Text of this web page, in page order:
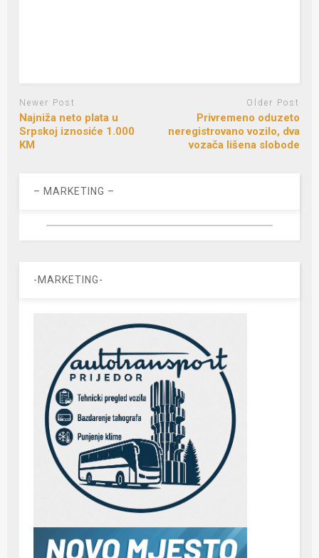
Newer Post
Najniža neto plata u
Srpskoj iznosiće 1.000
KM
Older Post
Privremeno oduzeto
neregistrovano vozilo, dva
vozača lišena slobode
– MARKETING –
-MARKETING-